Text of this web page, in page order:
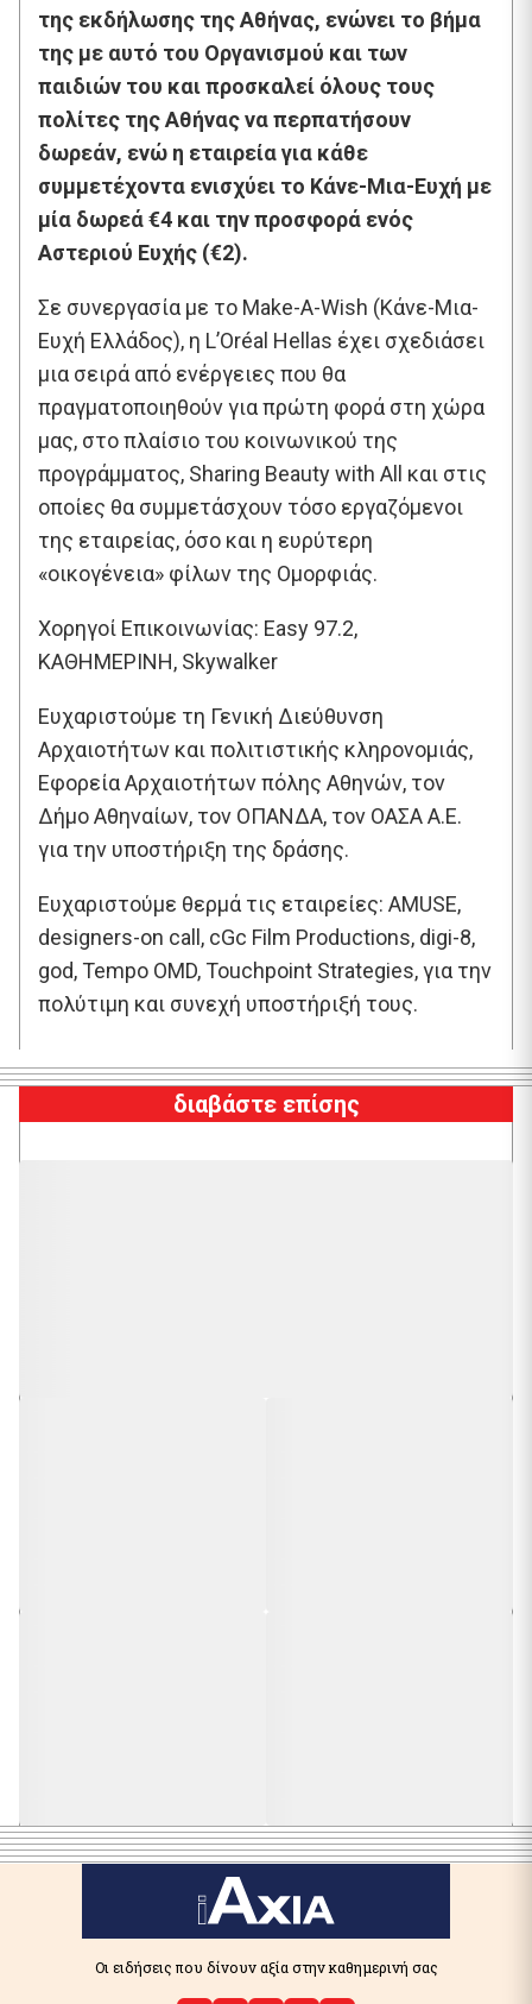
της εκδήλωσης της Αθήνας, ενώνει το βήμα
της με αυτό του Οργανισμού και των
παιδιών του και προσκαλεί όλους τους
πολίτες της Αθήνας να περπατήσουν
δωρεάν, ενώ η εταιρεία για κάθε
συμμετέχοντα ενισχύει το Κάνε-Μια-Ευχή με
μία δωρεά €4 και την προσφορά ενός
Αστεριού Ευχής (€2).
Σε συνεργασία με το Make-A-Wish (Κάνε-Μια-
Ευχή Ελλάδος), η L’Oréal Hellas έχει σχεδιάσει
μια σειρά από ενέργειες που θα
πραγματοποιηθούν για πρώτη φορά στη χώρα
μας, στο πλαίσιο του κοινωνικού της
προγράμματος, Sharing Beauty with Αll και στις
οποίες θα συμμετάσχουν τόσο εργαζόμενοι
της εταιρείας, όσο και η ευρύτερη
«οικογένεια» φίλων της Ομορφιάς.
Χορηγοί Επικοινωνίας: Easy 97.2,
ΚΑΘΗΜΕΡΙΝΗ, Skywalker
Ευχαριστούμε τη Γενική Διεύθυνση
Αρχαιοτήτων και πολιτιστικής κληρονομιάς,
Εφορεία Αρχαιοτήτων πόλης Αθηνών, τον
Δήμο Αθηναίων, τον ΟΠΑΝΔΑ, τον ΟΑΣΑ Α.Ε.
για την υποστήριξη της δράσης.
Ευχαριστούμε θερμά τις εταιρείες: AMUSE,
designers-on call, cGc Film Productions, digi-8,
god, Tempo OMD, Touchpoint Strategies, για την
πολύτιμη και συνεχή υποστήριξή τους.
διαβάστε επίσης
Οι ειδήσεις που δίνουν αξία στην καθημερινή σας